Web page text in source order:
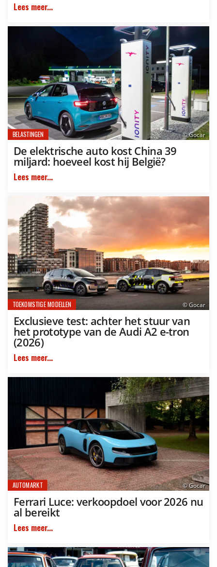
Lees meer...
© Gocar
BELASTINGEN
De elektrische auto kost China 39
miljard: hoeveel kost hij België?
Lees meer...
© Gocar
TOEKOMSTIGE MODELLEN
Exclusieve test: achter het stuur van
het prototype van de Audi A2 e-tron
(2026)
Lees meer...
© Gocar
AUTOMARKT
Ferrari Luce: verkoopdoel voor 2026 nu
al bereikt
Lees meer...